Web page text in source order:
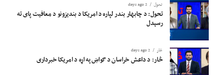
تحول 2 days ago
تحول: د چابهار بندر لپاره د امریکا د بندیزونو د معافیت پای ته
رسېدل
څار 2 days ago
څار: د داعش خراسان د ګواښ په اړه د امریکا خبرداری